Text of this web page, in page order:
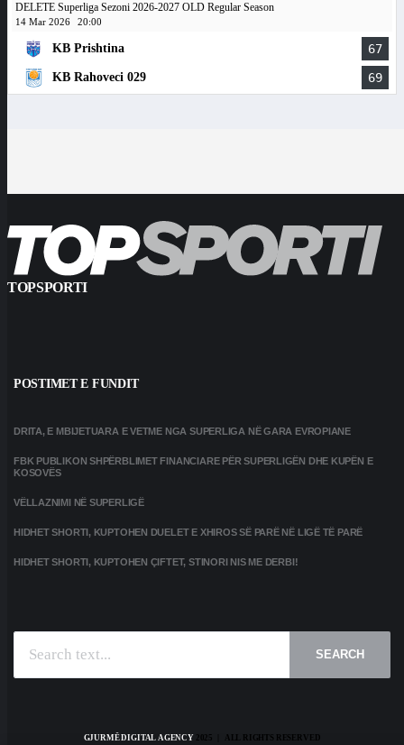
DELETE Superliga Sezoni 2026-2027 OLD Regular Season
14 Mar 2026 20:00
KB Prishtina 67
KB Rahoveci 029 69
TOPSPORTI
POSTIMET E FUNDIT
DRITA, E MBIJETUARA E VETME NGA SUPERLIGA NË GARA EVROPIANE
FBK PUBLIKON SHPËRBLIMET FINANCIARE PËR SUPERLIGËN DHE KUPËN E
KOSOVËS
VËLLAZNIMI NË SUPERLIGË
HIDHET SHORTI, KUPTOHEN DUELET E XHIROS SË PARË NË LIGË TË PARË
HIDHET SHORTI, KUPTOHEN ÇIFTET, STINORI NIS ME DERBI!
SEARCH
GJURMË DIGITAL AGENCY2025 | ALL RIGHTS RESERVED